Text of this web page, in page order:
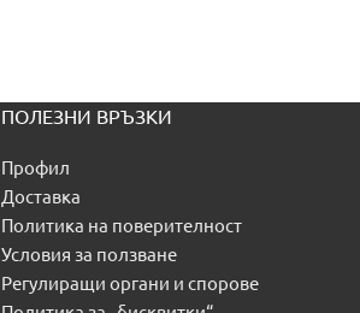
ПОЛЕЗНИ ВРЪЗКИ
Профил
Доставка
Политика на поверителност
Условия за ползване
Регулиращи органи и спорове